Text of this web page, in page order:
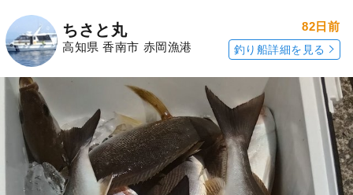
ちさと丸
高知県 香南市 赤岡漁港
82日前
釣り船詳細を見る